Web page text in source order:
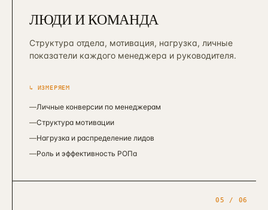
ЛЮДИ И КОМАНДА
Структура отдела, мотивация, нагрузка, личные
показатели каждого менеджера и руководителя.
↳ ИЗМЕРЯЕМ
—Личные конверсии по менеджерам
—Структура мотивации
—Нагрузка и распределение лидов
—Роль и эффективность РОПа
05 / 06